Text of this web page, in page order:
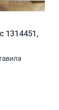
1314451,